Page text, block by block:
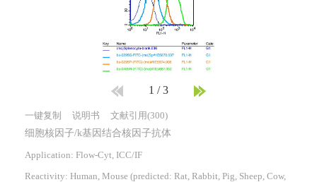
1 /3
一键复制 说明书 文献引用(300)
细胞核因子/k基因结合核因子抗体
Application: Flow-Cyt, ICC/IF
Reactivity: Human, Mouse (predicted: Rat, Rabbit, Pig, Sheep, Cow,